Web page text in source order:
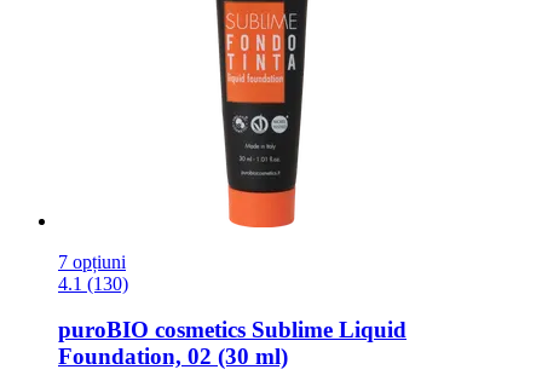
7 opțiuni
4.1 (130)
puroBIO cosmetics Sublime Liquid
Foundation, 02 (30 ml)